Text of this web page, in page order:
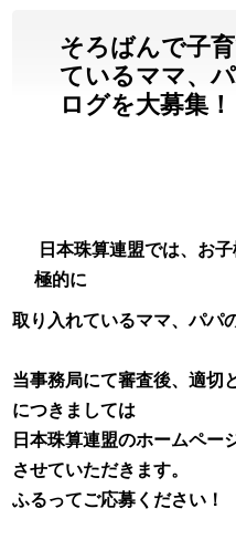
そろばんで子
ているママ、
ログを大募集！
日本珠算連盟では、お
極的に
取り入れているママ、パパ
当事務局にて審査後、適切
につきましては
日本珠算連盟のホームペー
させていただきます。
ふるってご応募ください！